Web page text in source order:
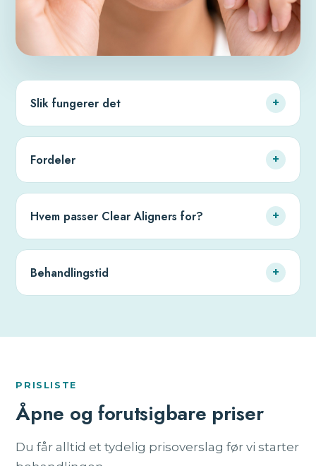
Slik fungerer det +
Fordeler +
Hvem passer Clear Aligners for? +
Behandlingstid +
PRISLISTE
Åpne og forutsigbare priser
Du får alltid et tydelig prisoverslag før vi starter